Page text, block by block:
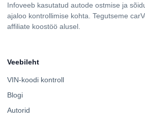
Infoveeb kasutatud autode ostmise ja
ajaloo kontrollimise kohta. Tegutseme
affiliate koostöö alusel.
Veebileht
VIN-koodi kontroll
Blogi
Autorid